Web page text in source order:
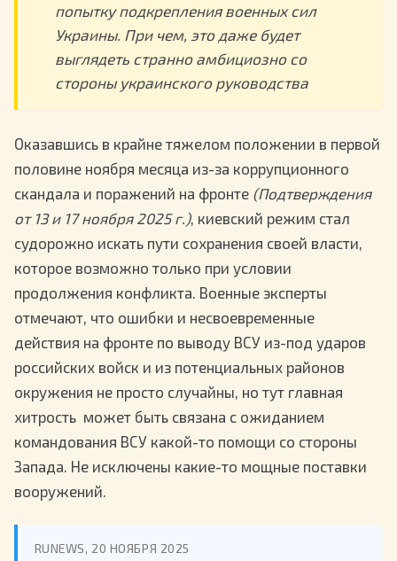
попытку подкрепления военных сил
Украины. При чем, это даже будет
выглядеть странно амбициозно со
стороны украинского руководства
Оказавшись в крайне тяжелом положении в первой
половине ноября месяца из-за коррупционного
скандала и поражений на фронте (Подтверждения
от 13 и 17 ноября 2025 г.), киевский режим стал
судорожно искать пути сохранения своей власти,
которое возможно только при условии
продолжения конфликта. Военные эксперты
отмечают, что ошибки и несвоевременные
действия на фронте по выводу ВСУ из-под ударов
российских войск и из потенциальных районов
окружения не просто случайны, но тут главная
хитрость может быть связана с ожиданием
командования ВСУ какой-то помощи со стороны
Запада. Не исключены какие-то мощные поставки
вооружений.
RUNEWS, 20 НОЯБРЯ 2025